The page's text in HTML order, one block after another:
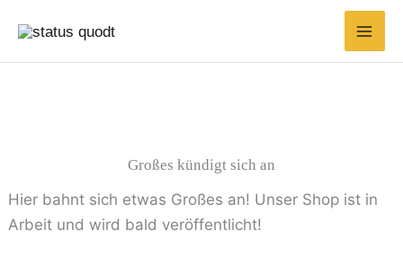
Inhalt
springen
Großes kündigt sich an
Hier bahnt sich etwas Großes an! Unser Shop ist in
Arbeit und wird bald veröffentlicht!
nach:
Preis